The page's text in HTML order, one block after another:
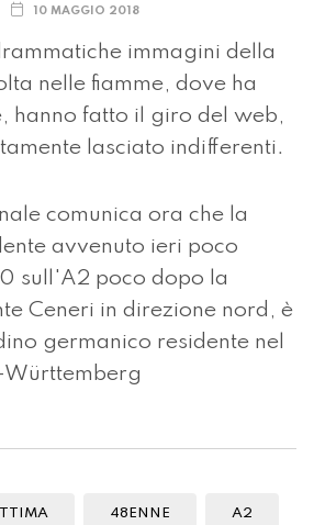
10 MAGGIO 2018
immagini della
nelle fiamme, dove ha
hanno fatto il giro del web,
lasciato indifferenti.
comunica ora che la
avvenuto ieri poco
sull'A2 poco dopo la
Ceneri in direzione nord, è
germanico residente nel
Württemberg
48ENNE A2